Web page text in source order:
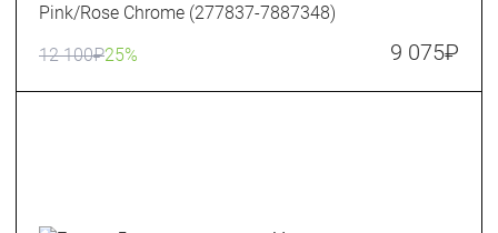
Pink/Rose Chrome (277837-7887348)
12 100₽25% 9 075₽